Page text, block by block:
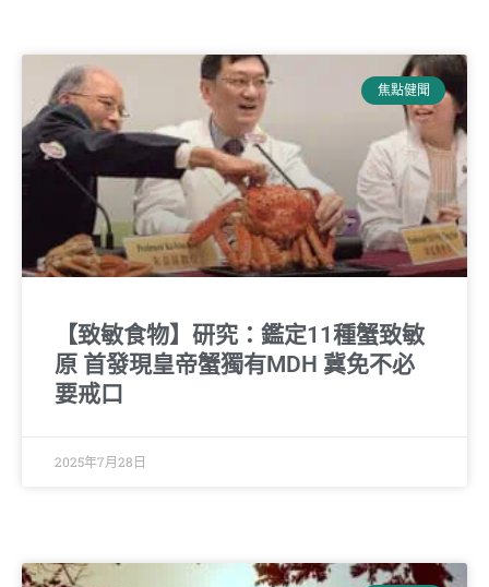
焦點健聞
【致敏食物】研究：鑑定11種蟹致敏
原 首發現皇帝蟹獨有MDH 冀免不必
要戒口
2025年7月28日